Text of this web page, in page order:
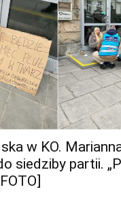
w KO.
siedziby partii.